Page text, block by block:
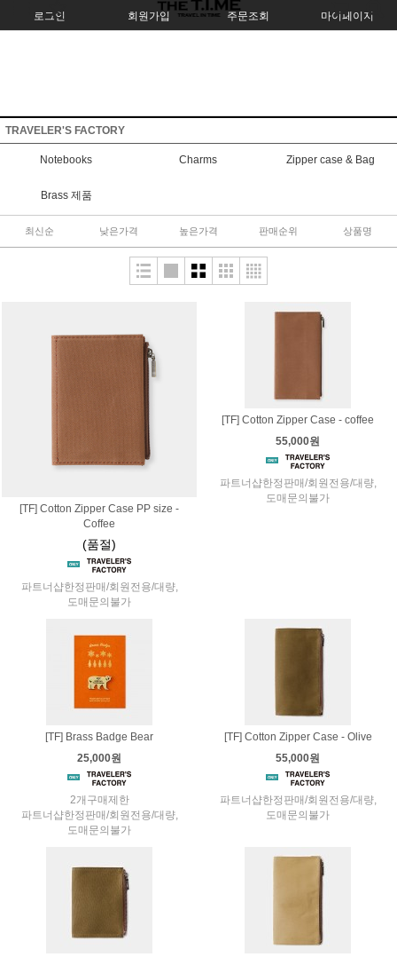
로그인 회원가입 주문조회 마이페이지
TRAVELER'S FACTORY
Notebooks Charms Zipper case & Bag
Brass 제품
최신순 낮은가격 높은가격 판매순위 상품명
[TF] Cotton Zipper Case PP size -
Coffee
(품절)
파트너샵한정판매/회원전용/대량,
도매문의불가
[TF] Cotton Zipper Case - coffee
55,000원
파트너샵한정판매/회원전용/대량,
도매문의불가
[TF] Brass Badge Bear
25,000원
2개구매제한
파트너샵한정판매/회원전용/대량,
도매문의불가
[TF] Cotton Zipper Case - Olive
55,000원
파트너샵한정판매/회원전용/대량,
도매문의불가